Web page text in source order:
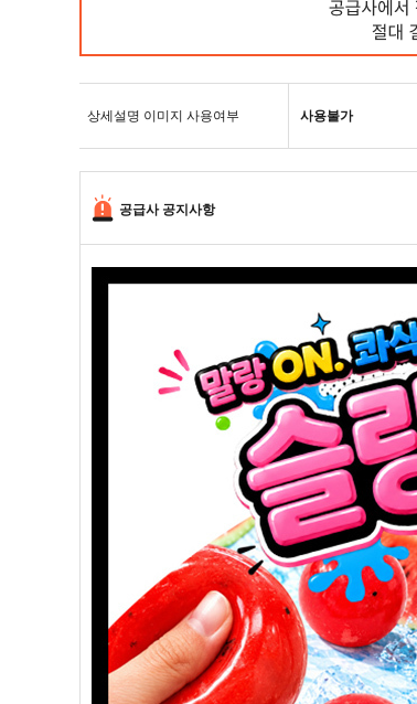
상세설명 이미지 사용여부 사용불가
공급사 공지사항